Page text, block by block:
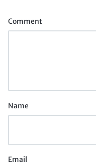
Comment
Name
Email